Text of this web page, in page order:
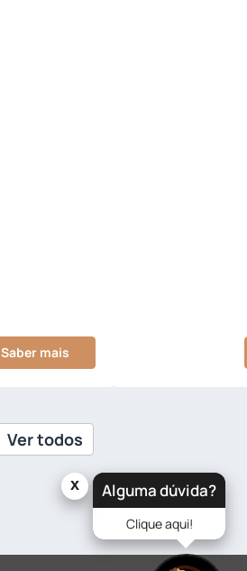
Saber mais
Ver todos
Alguma dúvida?
Clique aqui!
x